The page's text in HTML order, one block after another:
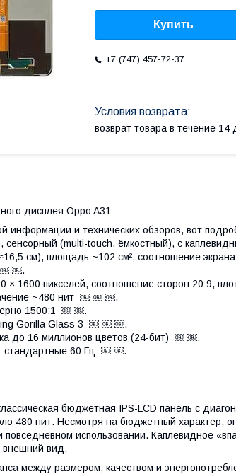
Купить
+7 (747) 457-72-37
возврат товара в течение 14
дисплея Oppo A31
информации и технических обзоров, вот
(multi-touch, ёмкостный), с
см), площадь ~102 см², соотношение экрана
￼ ￼.
1600 пикселей, соотношение сторон 20:9,
~480 нит ￼ ￼ ￼.
1500:1 ￼ ￼.
Gorilla Glass 3 ￼ ￼ ￼.
до 16 миллионов цветов (24-бит) ￼ ￼.
стандартные 60 Гц ￼ ￼.
бюджетная IPS-LCD панель с
480 нит. Несмотря на бюджетный характер,
повседневном использовании. Каплевидное
внешний вид.
между размером, качеством и